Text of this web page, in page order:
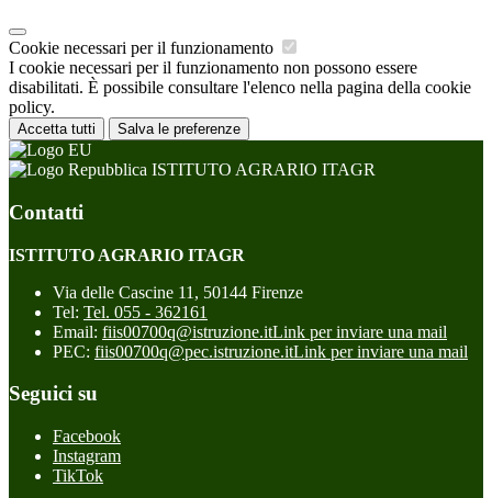
Cookie necessari per il funzionamento
I cookie necessari per il funzionamento non possono essere
disabilitati. È possibile consultare l'elenco nella pagina della cookie
policy.
Accetta tutti Salva le preferenze
ISTITUTO AGRARIO ITAGR
Contatti
ISTITUTO AGRARIO ITAGR
Via delle Cascine 11, 50144 Firenze
Tel: Tel. 055 - 362161
Email: fiis00700q@istruzione.itLink per inviare una mail
PEC: fiis00700q@pec.istruzione.itLink per inviare una mail
Seguici su
Facebook
Instagram
TikTok